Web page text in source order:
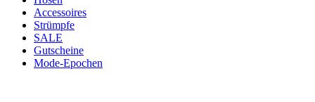
Accessoires
Strümpfe
SALE
Gutscheine
Mode-Epochen